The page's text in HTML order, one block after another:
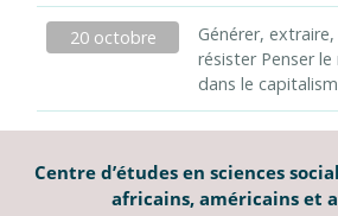
20 octobre
Générer,
résister Penser
dans le
Centre d’études en sciences
africains, américains et